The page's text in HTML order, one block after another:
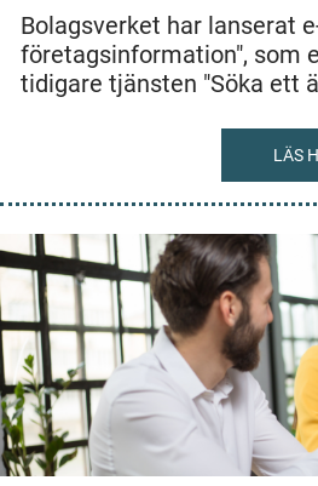
Bolagsverket har lanserat
företagsinformation", som
tidigare tjänsten "Söka ett
LÄS